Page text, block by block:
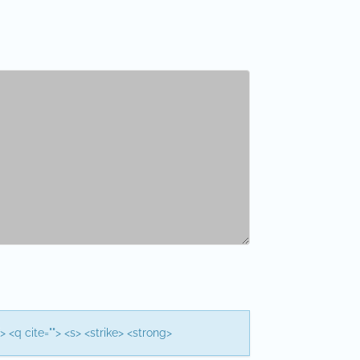
<q cite=""> <s> <strike> <strong>